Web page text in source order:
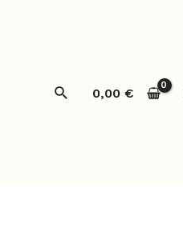
Paieška0,00 €